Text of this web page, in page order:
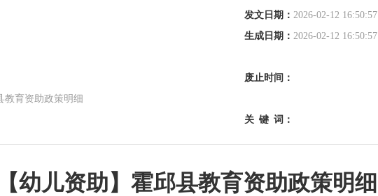
发文日期： 2026-02-12 16:50:57
生成日期： 2026-02-12 16:50:57
废止时间：
教育资助政策明细
关 键 词：
【幼儿资助】霍邱县教育资助政策明细